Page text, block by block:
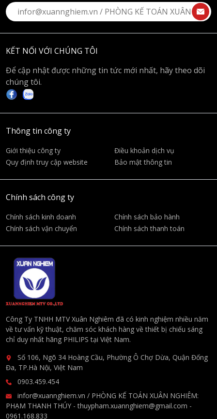
KẾT NỐI VỚI CHÚNG TÔI
Để cập nhật được những tin tức mới nhất, hãy theo dõi
chúng tôi.
Thông tin công ty
Giới thiệu công ty
Điều khoản dịch vụ
Quy định truy cập website
Bảo mật thông tin
Chính sách công ty
Chính sách kinh doanh
Chính sách bảo hành
Chính sách vận chuyển
Chính sách thanh toán
Công Ty TNHH MTV Xuân Nghiêm đã có kinh nghiệm nhiều năm
về tư vấn kỹ thuật, chăm sóc khách hàng về thiết bị chiếu sáng
chỉ duy nhất hãng PHILIPS tại Việt Nam.
Số 106, Ngõ 34 Hoàng Cầu, Phường Ô Chợ Dừa, Quận Đống
Đa, TP.Hà Nội, Việt Nam
0903.459.454
infor@xuannghiem.vn / PHÒNG KẾ TOÁN XUÂN NGHIÊM:
PHẠM THANH THÚY - thuypham.xuannghiem@gmail.com -
0961.168.833